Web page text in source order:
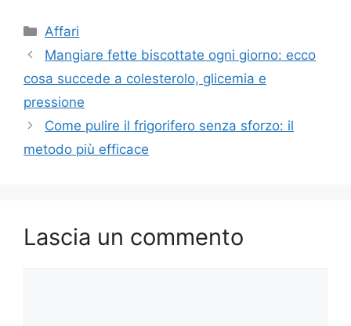
Categorie
Affari
Mangiare fette biscottate ogni giorno: ecco
cosa succede a colesterolo, glicemia e
pressione
Come pulire il frigorifero senza sforzo: il
metodo più efficace
Lascia un commento